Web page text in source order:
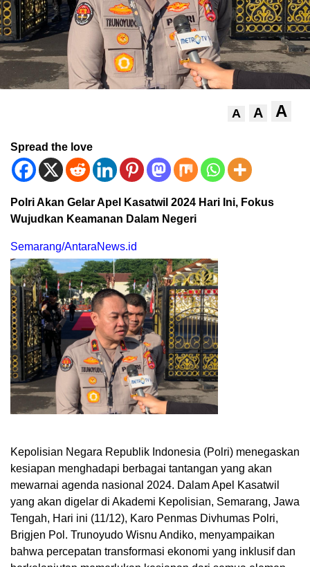
A A A
Spread the love
Polri Akan Gelar Apel Kasatwil 2024 Hari Ini, Fokus
Wujudkan Keamanan Dalam Negeri
Semarang/AntaraNews.id
Kepolisian Negara Republik Indonesia (Polri) menegaskan
kesiapan menghadapi berbagai tantangan yang akan
mewarnai agenda nasional 2024. Dalam Apel Kasatwil
yang akan digelar di Akademi Kepolisian, Semarang, Jawa
Tengah, Hari ini (11/12), Karo Penmas Divhumas Polri,
Brigjen Pol. Trunoyudo Wisnu Andiko, menyampaikan
bahwa percepatan transformasi ekonomi yang inklusif dan